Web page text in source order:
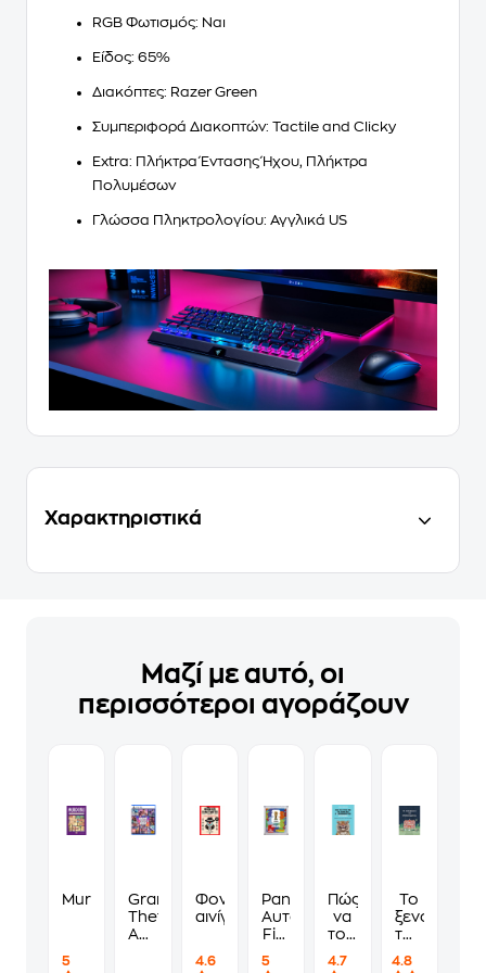
RGB Φωτισμός: Ναι
Είδος: 65%
Διακόπτες: Razer Green
Συμπεριφορά Διακοπτών: Tactile and Clicky
Extra: Πλήκτρα Έντασης Ήχου, Πλήκτρα
Πολυμέσων
Γλώσσα Πληκτρολογίου: Αγγλικά US
Χαρακτηριστικά
Μαζί με αυτό, οι
περισσότεροι αγοράζουν
Murdoku
5
Grand
Theft
Auto
Standard
Φονικά
αινίγματα
4.6
Panini
Αυτοκόλλητα
Fifa
Cup
5
Πώς
να
τους
να
4.7
Το
ξενοδοχείο
των
4.8